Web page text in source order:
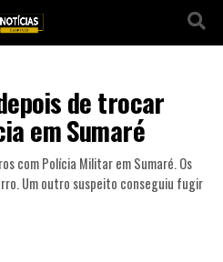
de trocar
em Sumaré
com Polícia Militar em Sumaré. Os
Um outro suspeito conseguiu fugir